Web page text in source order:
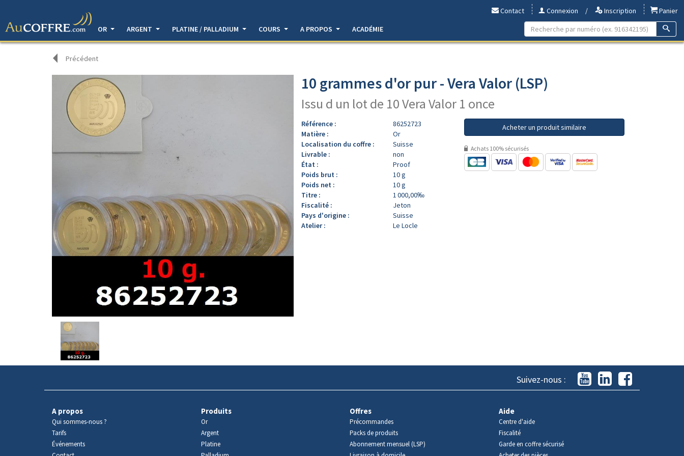
Contact Connexion / Inscription
Panier
OR
ARGENT PLATINE / PALLADIUM COURS A PROPOS ACADÉMIE
Précédent
Avers
produit
10 grammes d'or pur - Vera Valor (LSP)
Issu d un lot de 10 Vera Valor 1 once
Référence :
86252723
Matière :
Or
Localisation du coffre :
Suisse
Livrable :
non
État :
Proof
Poids brut :
10 g
Poids net :
10 g
Titre :
1 000,00‰
Fiscalité :
Jeton
Pays d'origine :
Suisse
Atelier :
Le Locle
Acheter un produit similaire
Achats 100% sécurisés
Suivez-nous :
A propos
Qui sommes-nous ?
Tarifs
Événements
Produits
Or
Argent
Platine
Offres
Précommandes
Packs de produits
Abonnement mensuel (LSP)
Aide
Centre d'aide
Fiscalité
Garde en coffre sécurisé